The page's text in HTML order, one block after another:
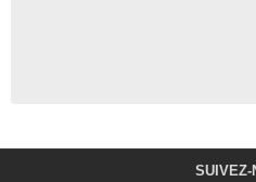
SUIVEZ-